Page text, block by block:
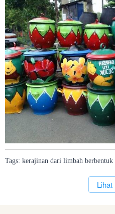
Tags: kerajinan dari limbah berbentuk
`Lihat